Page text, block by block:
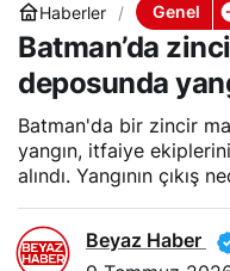
Haberler Genel
Batman’da
deposunda
Batman'da bir zincir
yangın, itfaiye
alındı. Yangının çıkış
Beyaz Haber